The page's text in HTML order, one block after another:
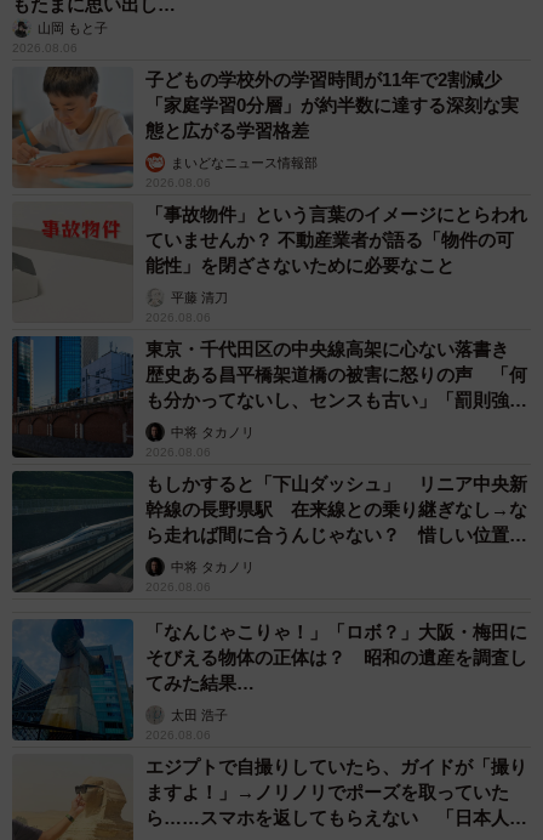
もたまに思い出し…
山岡 もと子
2026.08.06
子どもの学校外の学習時間が11年で2割減少
「家庭学習0分層」が約半数に達する深刻な実
態と広がる学習格差
まいどなニュース情報部
2026.08.06
「事故物件」という言葉のイメージにとらわれ
ていませんか？ 不動産業者が語る「物件の可
能性」を閉ざさないために必要なこと
平藤 清刀
2026.08.06
東京・千代田区の中央線高架に心ない落書き
歴史ある昌平橋架道橋の被害に怒りの声 「何
も分かってないし、センスも古い」「罰則強化
して」中将 タカノリ
2026.08.06
もしかすると「下山ダッシュ」 リニア中央新
幹線の長野県駅 在来線との乗り継ぎなし→な
ら走れば間に合うんじゃない？ 惜しい位置関
係が反響
中将 タカノリ
2026.08.06
「なんじゃこりゃ！」「ロボ？」大阪・梅田に
そびえる物体の正体は？ 昭和の遺産を調査し
てみた結果…
太田 浩子
2026.08.06
エジプトで自撮りしていたら、ガイドが「撮り
ますよ！」→ノリノリでポーズを取っていた
ら……スマホを返してもらえない 「日本人は